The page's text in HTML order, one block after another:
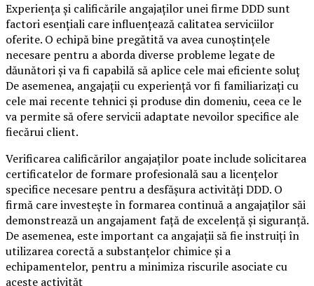
Experiența și calificările angajaților unei firme DDD sunt
factori esențiali care influențează calitatea serviciilor
oferite. O echipă bine pregătită va avea cunoștințele
necesare pentru a aborda diverse probleme legate de
dăunători și va fi capabilă să aplice cele mai eficiente soluț
De asemenea, angajații cu experiență vor fi familiarizați cu
cele mai recente tehnici și produse din domeniu, ceea ce le
va permite să ofere servicii adaptate nevoilor specifice ale
fiecărui client.
Verificarea calificărilor angajaților poate include solicitarea
certificatelor de formare profesională sau a licențelor
specifice necesare pentru a desfășura activități DDD. O
firmă care investește în formarea continuă a angajaților săi
demonstrează un angajament față de excelență și siguranță.
De asemenea, este important ca angajații să fie instruiți în
utilizarea corectă a substanțelor chimice și a
echipamentelor, pentru a minimiza riscurile asociate cu
aceste activităț